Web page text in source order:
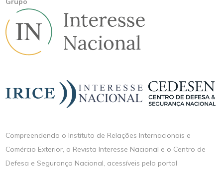
Compreendendo o Instituto de Relações Internacionais e
Comércio Exterior, a Revista Interesse Nacional e o Centro de
Defesa e Segurança Nacional, acessíveis pelo portal